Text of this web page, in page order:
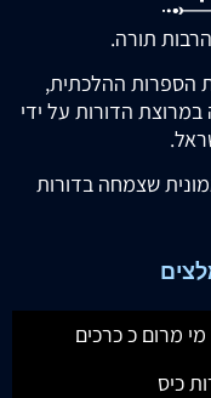
תורה.
הספרות ההלכתית,
הדורות על ידי
שצמחה בדורות
מרום כ כרכים
כיס